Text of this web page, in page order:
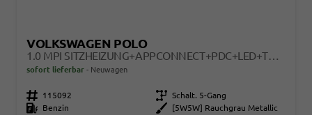
VOLKSWAGEN POLO
1.0 MPI SITZHEIZUNG+APPCONNECT+PDC+LED+TOUCH+LICHTSENSOR+MULTILENKRAD
sofort lieferbar Neuwagen
Fahrzeugnr. 115092 Getriebe Schalt. 5-Gang
Kraftstoff
Benzin Außenfarbe
[5W5W] Rauchgrau Metallic